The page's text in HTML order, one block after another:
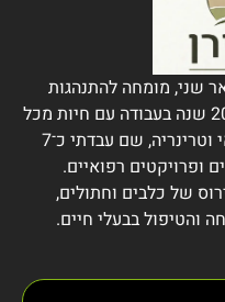
שני, מומחה להתנהגות
בעלי חיים עם ניסיון של למעלה מ־20 שנה בעבודה עם חיות מכל
הסוגים. הקריירה שלי החלה כטכנאי וטרינריה, שם עבדתי כ־7
ופרויקטים רפואיים.
של כלבים וחתולים,
והטיפול בבעלי חיים.